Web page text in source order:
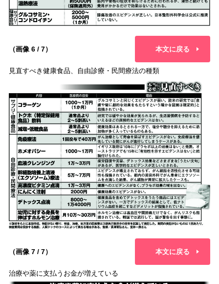
（画像 6 / 7） 本文に戻る
見直すべき健康食品、自由診療・民間療法の種類
（画像 7 / 7） 本文に戻る
治療や薬に支払うお金が増えている